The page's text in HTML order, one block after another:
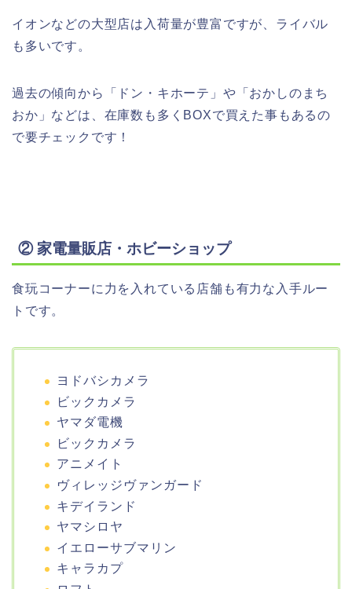
イオンなどの大型店は入荷量が豊富ですが、ライバル
も多いです。
過去の傾向から「ドン・キホーテ」や「おかしのまち
おか」などは、在庫数も多くBOXで買えた事もあるの
で要チェックです！
② 家電量販店・ホビーショップ
食玩コーナーに力を入れている店舗も有力な入手ルー
トです。
ヨドバシカメラ
ビックカメラ
ヤマダ電機
ビックカメラ
アニメイト
ヴィレッジヴァンガード
キデイランド
ヤマシロヤ
イエローサブマリン
キャラカプ